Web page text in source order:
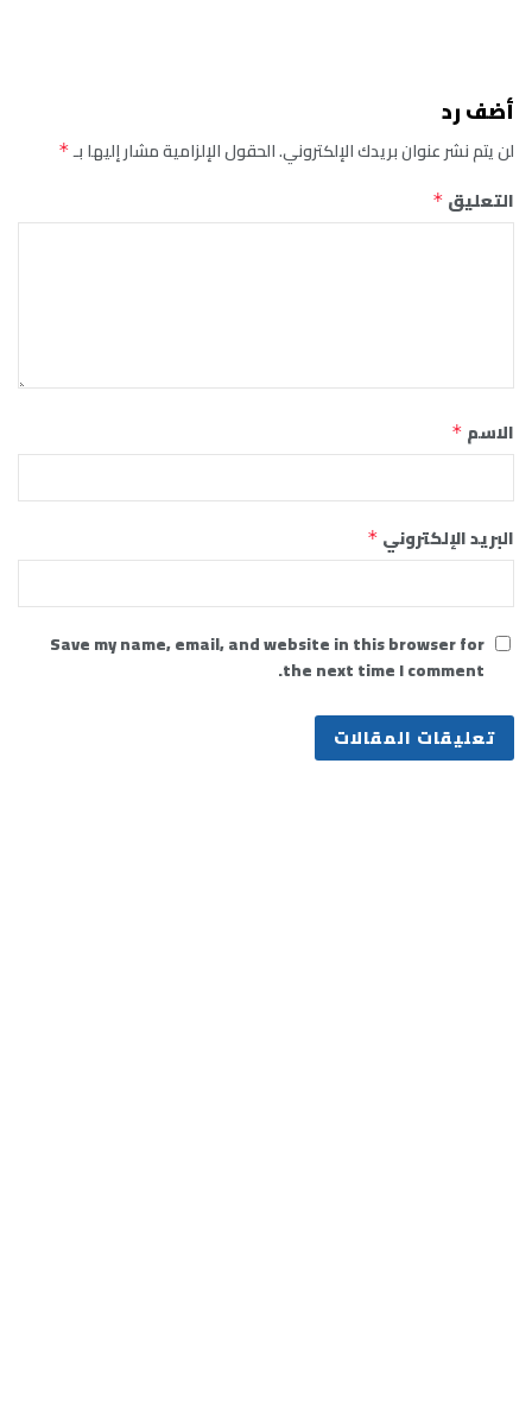
أضف رد
لن يتم نشر عنوان بريدك الإلكتروني.الحقول الإلزامية مشار إليها بـ*
التعليق *
الاسم *
البريد الإلكتروني *
Save my name, email, and website in this browser for
the next time I comment.